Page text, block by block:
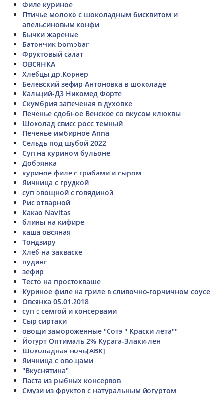
Филе куриное
Птичье молоко с шоколадным бисквитом и
апельсиновым конфи
Бычки жареные
Батончик bombbar
Фруктовый салат
ОВСЯНКА
Хлебцы др.Корнер
Белевский зефир Антоновка в шоколаде
Кальций-Д3 Никомед Форте
Скумбрия запеченая в духовке
Печенье сдобное Венское со вкусом клюквы
Шоколад свисс росс темный
Печенье имбирное Anna
Сельдь под шубой 2022
Суп на курином бульоне
Добрянка
куриное филе с грибами и сыром
Яичница с грудкой
суп овощной с говядиной
Рис отварной
Какао Navitas
блины на кифире
каша овсяная
Тондзиру
Хлеб на закваске
пудинг
зефир
Тесто на простокваше
Куриное филе на гриле в сливочно-горчичном соусе
Овсянка 05.01.2018
суп с семгой и консервами
Сыр сиртаки
овощи замороженные "Сотэ " Краски лета""
Йогурт Оптималь 2% Курага-Злаки-лен
Шоколадная ночь[АВК]
Яичница с овощами
"Вкуснятина"
Паста из рыбных консервов
Смузи из фруктов с натуральным йогуртом